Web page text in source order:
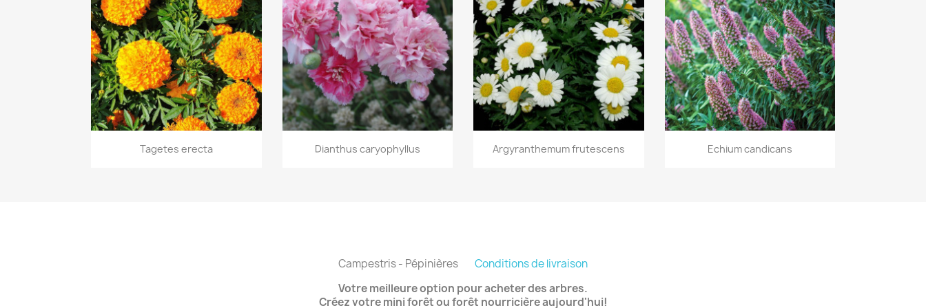
Aperçu rapide
Tagetes erecta Aperçu rapide
Dianthus caryophyllus Aperçu rapide
Argyranthemum frutescens Aperçu rapide
Echium candicans
Campestris - Pépinières Conditions de livraison
Votre meilleure option pour acheter des arbres.
Créez votre mini forêt ou forêt nourricière aujourd'hui!